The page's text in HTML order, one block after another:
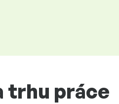
trhu práce